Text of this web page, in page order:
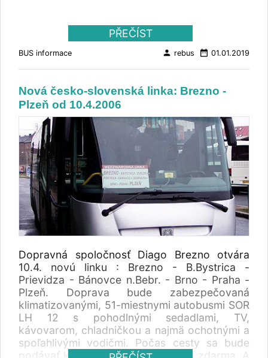
PŘEČÍST
BUS informace person rebus date_range 01.01.2019
Nová česko-slovenská linka: Brezno -
Plzeň od 10.4.2006
Dopravná spoločnosť Diago Brezno otvára
10.4. novú linku : Brezno - B.Bystrica -
Prievidza - Bánovce n.Bebr. - Brno - Praha -
Plzeň. Doprava bude zabezpečovaná
klimatizovanými, 51-miestnymi autobusmi SOR
LH 12 s pohodlnými sedadlami, TV,
kávovarom, chladničkou a najmä ochotnými a
spoľahlivými vodičmi. Počas cesty sa bude
podávať káva a čaj pre cestujúcich zdarma. A